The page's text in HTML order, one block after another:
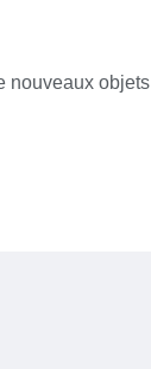
nouveaux objets